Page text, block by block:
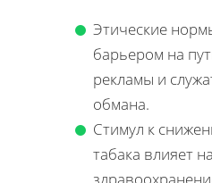
Этические
барьером на
рекламы и
обмана.
Стимул к
табака влияет